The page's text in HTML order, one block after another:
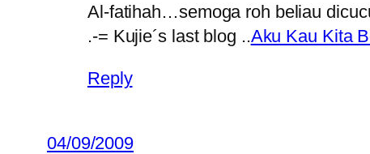
Al-fatihah…semoga roh beliau
.-= Kujie´s last blog ..Aku Kau Kita
Reply
04/09/2009